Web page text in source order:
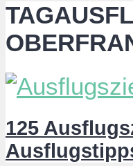
125